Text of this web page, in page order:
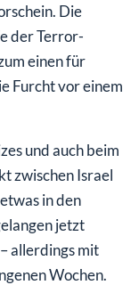
Die
der Terror-
einen für
Furcht vor einem
und auch beim
zwischen Israel
in den
jetzt
allerdings mit
Wochen.